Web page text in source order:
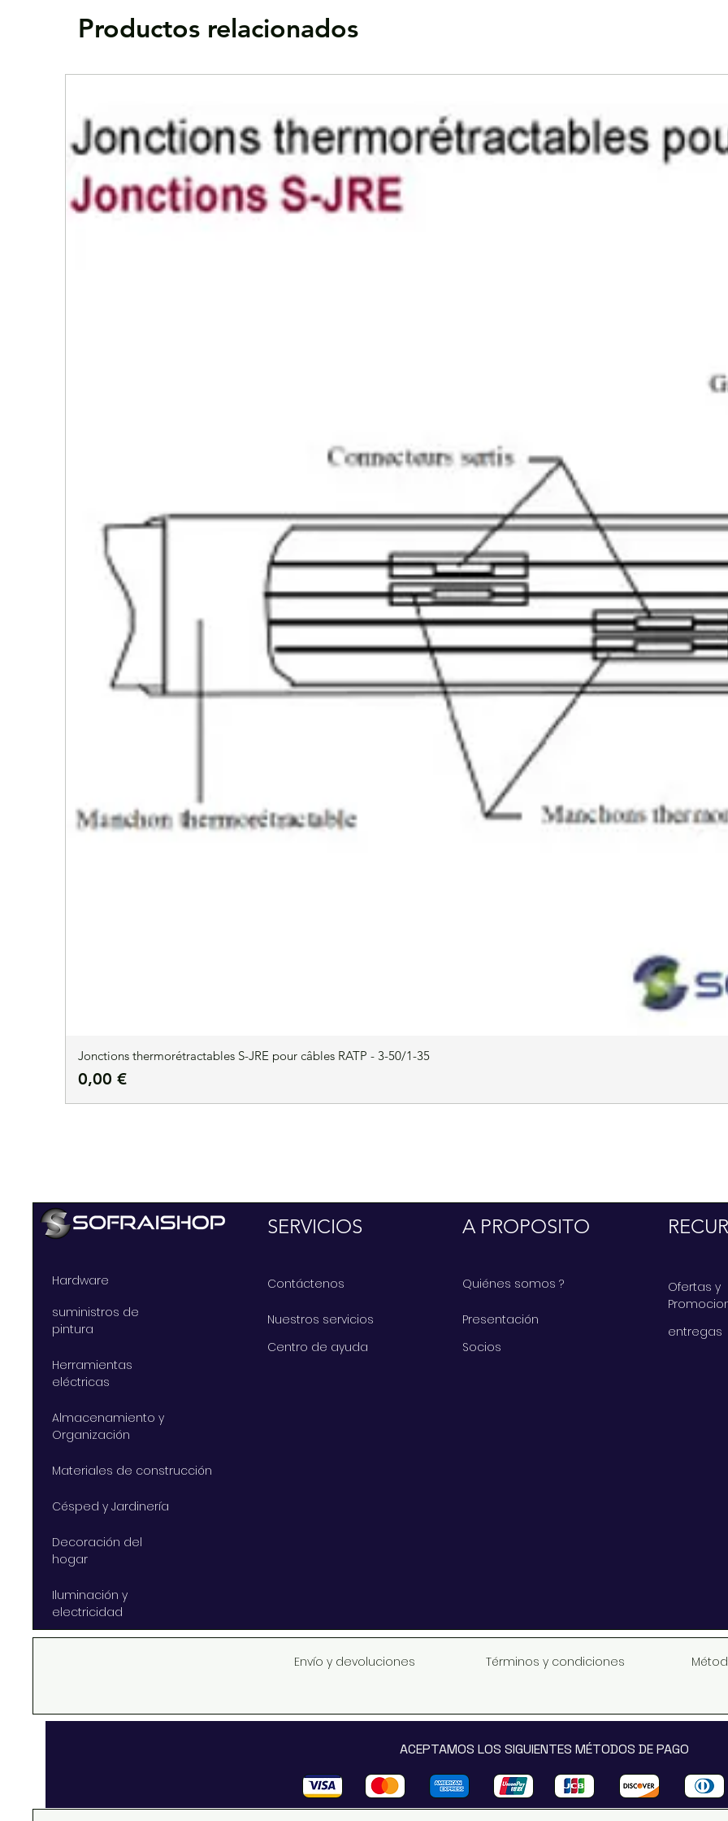
Productos relacionados
Jonctions thermorétractables S-JRE pour câbles RATP - 3-50/1-35
Precio
0,00 €
Hardware
suministros de
pintura
Herramientas
eléctricas
Almacenamiento y
Organización
Materiales de construcción
Césped y Jardinería
Decoración del
hogar
Iluminación y
electricidad
SERVICIOS
Contáctenos
Nuestros servicios
Centro de ayuda
A PROPOSITO
Quiénes somos ?
Presentación
Socios
Ofertas y
entregas
Envío y devoluciones Términos y condiciones
ACEPTAMOS LOS SIGUIENTES MÉTODOS DE PAGO